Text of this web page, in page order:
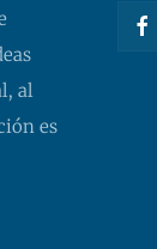
al
es